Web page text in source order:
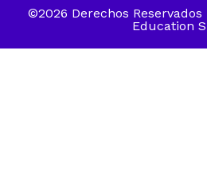
©2026 Derechos Reservados
Education